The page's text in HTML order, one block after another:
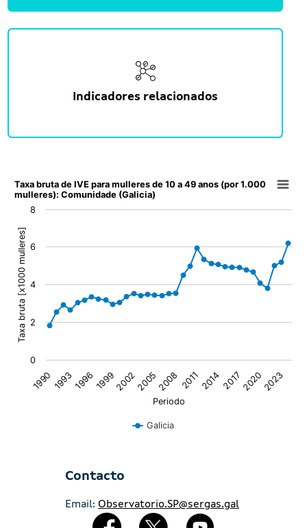
Indicadores relacionados
Line chart with 35 data points.
View as data table, Taxa bruta de IVE para mulleres
The chart has 1 X axis displaying Periodo.
The chart has 1 Y axis displaying Taxa bruta [x1000
Periodo
Taxa bruta [x1000 mulleres]
Taxa bruta de IVE para mulleres de 10 a 49 anos (por 1.000
mulleres): Comunidade (Galicia)
Galicia
1990 199319961999200220052008 20112014201720202023
2
4
6
0
8
Contacto
Email: Observatorio.SP@sergas.gal
Redes Sociales